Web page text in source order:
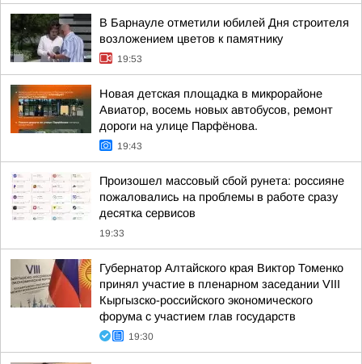
В Барнауле отметили юбилей Дня строителя
возложением цветов к памятнику
19:53
Новая детская площадка в микрорайоне
Авиатор, восемь новых автобусов, ремонт
дороги на улице Парфёнова.
19:43
Произошел массовый сбой рунета: россияне
пожаловались на проблемы в работе сразу
десятка сервисов
19:33
Губернатор Алтайского края Виктор Томенко
принял участие в пленарном заседании VIII
Кыргызско-российского экономического
форума с участием глав государств
19:30